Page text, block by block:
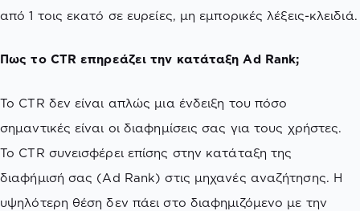
από 1 τοις εκατό σε ευρείες, μη εμπορικές λέξεις-κλειδιά.
Πως το CTR επηρεάζει την κατάταξη Ad Rank;
Το CTR δεν είναι απλώς μια ένδειξη του πόσο
σημαντικές είναι οι διαφημίσεις σας για τους χρήστες.
Το CTR συνεισφέρει επίσης στην κατάταξη της
διαφήμισή σας (Ad Rank) στις μηχανές αναζήτησης. Η
υψηλότερη θέση δεν πάει στο διαφημιζόμενο με την